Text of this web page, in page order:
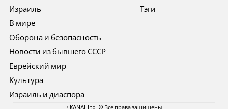
Израиль
В мире
Оборона и безопасность
Новости из бывшего СССР
Еврейский мир
Культура
Израиль и диаспора
Тэги